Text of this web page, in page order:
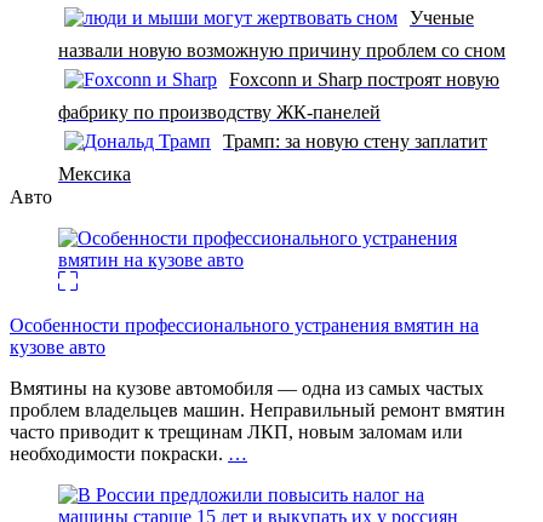
Ученые
назвали новую возможную причину проблем со сном
Foxconn и Sharp построят новую
фабрику по производству ЖК-панелей
Трамп: за новую стену заплатит
Мексика
Авто
Особенности профессионального устранения вмятин на
кузове авто
Вмятины на кузове автомобиля — одна из самых частых
проблем владельцев машин. Неправильный ремонт вмятин
часто приводит к трещинам ЛКП, новым заломам или
необходимости покраски. …